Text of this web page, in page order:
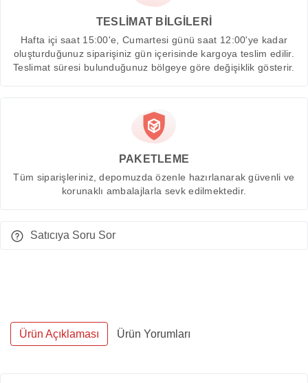
TESLİMAT BİLGİLERİ
Hafta içi saat 15:00'e, Cumartesi günü saat 12:00'ye kadar
oluşturduğunuz siparişiniz gün içerisinde kargoya teslim edilir.
Teslimat süresi bulunduğunuz bölgeye göre değişiklik gösterir.
PAKETLEME
Tüm siparişleriniz, depomuzda özenle hazırlanarak güvenli ve
korunaklı ambalajlarla sevk edilmektedir.
Satıcıya Soru Sor
Ürün Açıklaması Ürün Yorumları